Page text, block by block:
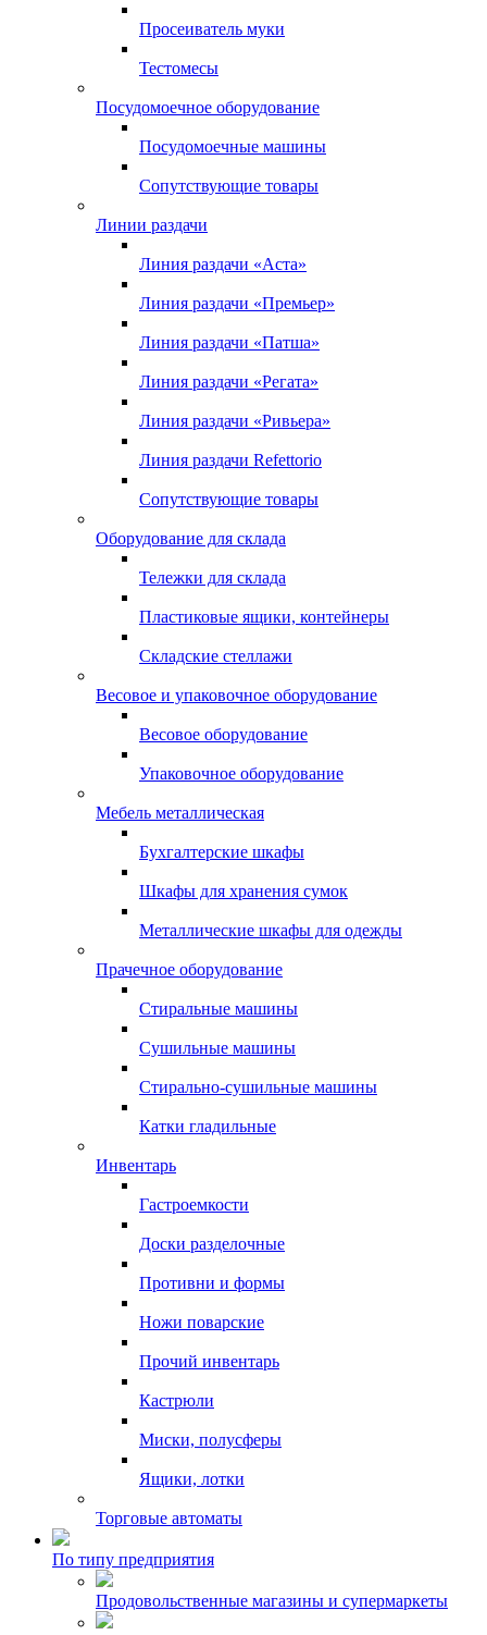
Просеиватель муки
Тестомесы
Посудомоечное оборудование
Посудомоечные машины
Сопутствующие товары
Линии раздачи
Линия раздачи «Аста»
Линия раздачи «Премьер»
Линия раздачи «Патша»
Линия раздачи «Регата»
Линия раздачи «Ривьера»
Линия раздачи Refettorio
Сопутствующие товары
Оборудование для склада
Тележки для склада
Пластиковые ящики, контейнеры
Складские стеллажи
Весовое и упаковочное оборудование
Весовое оборудование
Упаковочное оборудование
Мебель металлическая
Бухгалтерские шкафы
Шкафы для хранения сумок
Металлические шкафы для одежды
Прачечное оборудование
Стиральные машины
Сушильные машины
Стирально-сушильные машины
Катки гладильные
Инвентарь
Гастроемкости
Доски разделочные
Противни и формы
Ножи поварские
Прочий инвентарь
Кастрюли
Миски, полусферы
Ящики, лотки
Торговые автоматы
По типу предприятия
Продовольственные магазины и супермаркеты